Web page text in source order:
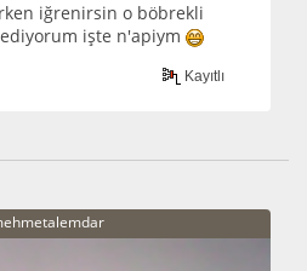
iğrenirsin o böbrekli
işte n'apiym
Kayıtlı